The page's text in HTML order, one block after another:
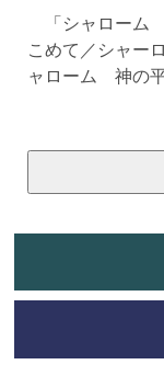
「シャローム
こめて／シャー
ャローム 神の平